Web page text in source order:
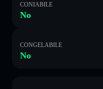
CONIABILE
No
CONGELABILE
No